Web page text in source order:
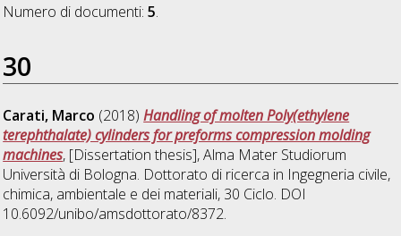
Numero di documenti:5.
30
Carati, Marco (2018)Handling of molten Poly(ethylene
terephthalate) cylinders for preforms compression molding
machines, [Dissertation thesis], Alma Mater Studiorum
Università di Bologna. Dottorato di ricerca in Ingegneria civile,
chimica, ambientale e dei materiali, 30 Ciclo. DOI
10.6092/unibo/amsdottorato/8372.